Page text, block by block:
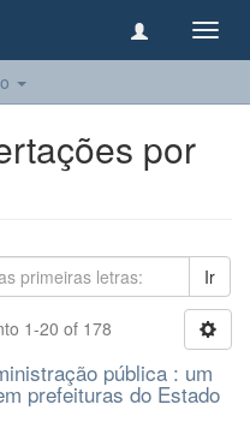
por
Ir
1-20 of 178
pública : um
prefeituras do Estado